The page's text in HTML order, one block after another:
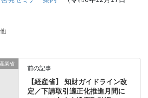
業省
前の記事
【経産省】 知財ガイドライン改
定／下請取引適正化推進月間に